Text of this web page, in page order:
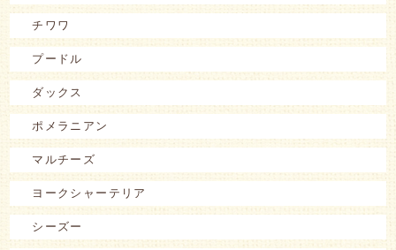
チワワ
プードル
ダックス
ポメラニアン
マルチーズ
ヨークシャーテリア
シーズー